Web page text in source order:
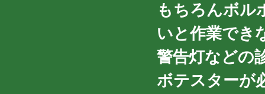
もちろんボル
いと作業でき
警告灯などの
ボテスターが